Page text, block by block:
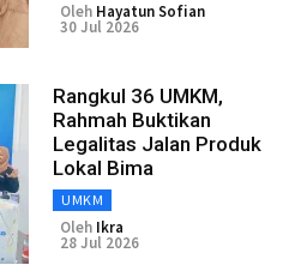
Oleh Hayatun Sofian
30 Jul 2026
Rangkul 36 UMKM,
Rahmah Buktikan
Legalitas Jalan Produk
Lokal Bima
UMKM
Oleh Ikra
28 Jul 2026